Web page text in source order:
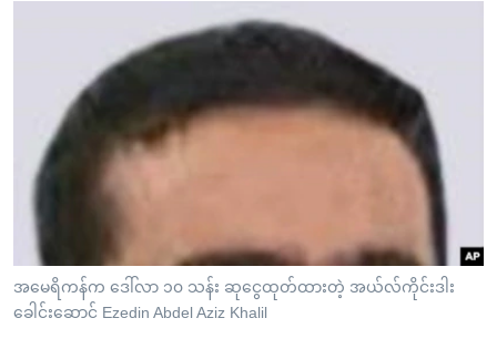
ကျော်
ကြည့်
ရန်
အမေရိကန်သုံးအီဒီယံ
မကြေးမုံရဲ့ အင်္ဂလိပ်စာ
ရုပ်ရှင်ထဲက အင်္ဂလိပ်စာ
သုတပဒေသာ အင်္ဂလိပ်စာ
ရေဒီယိုနှင့်ရုပ်သံ အချက်အလက်များ
ရေဒီယို/တီဗွီအစီအစဉ်
Learning English
အမေရိကန်က ဒေါ်လာ ၁၀ သန်း ဆုငွေထုတ်ထားတဲ့ အယ်လ်ကိုင်းဒါး
ခေါင်းဆောင် Ezedin Abdel Aziz Khalil